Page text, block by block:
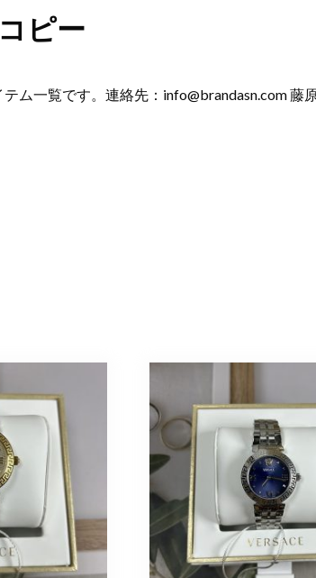
ピー
ム一覧です。連絡先： info@brandasn.com藤